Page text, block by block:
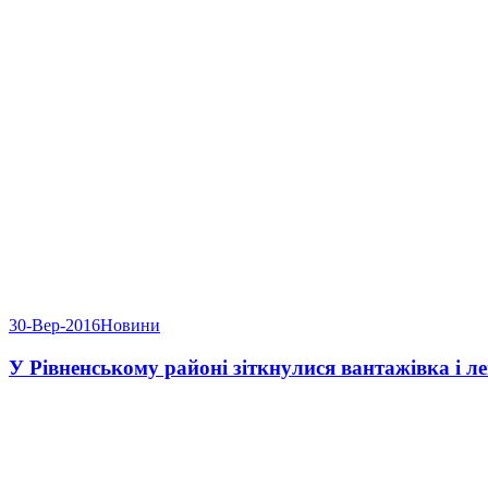
30-Вер-2016Новини
У Рівненському районі зіткнулися вантажівка і